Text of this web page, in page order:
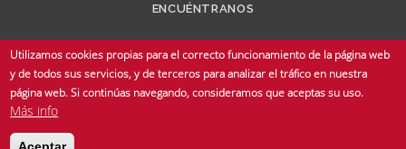
ENCUÉNTRANOS
© Copyright 2025 Universidad de Sevilla - Todos los derechos reservados -
Utilizamos cookies propias para el correcto funcionamiento de la página web
y de todos sus servicios, y de terceros para analizar el tráfico en nuestra
página web. Si continúas navegando, consideramos que aceptas su uso.
Más info